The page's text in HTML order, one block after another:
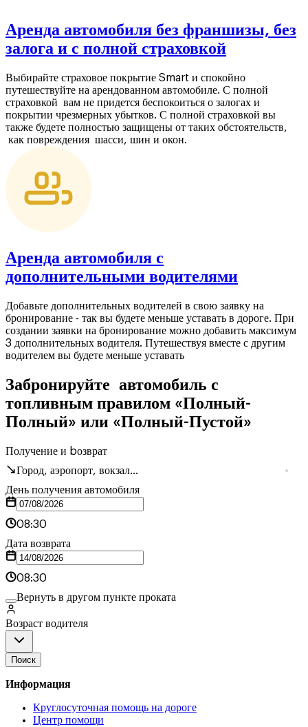
Аренда автомобиля без франшизы, без
залога и с полной страховкой
Выбирайте страховое покрытие Smart и спокойно
путешествуйте на арендованном автомобиле. С полной
страховкой вам не придется беспокоиться о залогах и
покрытии чрезмерных убытков. С полной страховкой вы
также будете полностью защищены от таких обстоятельств,
как повреждения шасси, шин и окон.
Аренда автомобиля с
дополнительными водителями
Добавьте дополнительных водителей в свою заявку на
бронирование - так вы будете меньше уставать в дороге. При
создании заявки на бронирование можно добавить максимум
3 дополнительных водителя. Путешествуя вместе с другим
водителем вы будете меньше уставать
Забронируйте автомобиль с
топливным правилом «Полный-
Полный» или «Полный-Пустой»
Получение и bозврат
Город, аэропорт, вокзал...
День получения автомобиля
08:30
Дата возврата
08:30
Вернуть в другом пункте проката
Возраст водителя
Поиск
Информация
Круглосуточная помощь на дороге
Центр помощи